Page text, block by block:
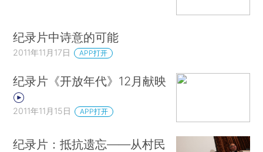
纪录片中诗意的可能
2011年11月17日 APP打开
纪录片《开放年代》12月献映
2011年11月15日 APP打开
纪录片：抵抗遗忘——从村民